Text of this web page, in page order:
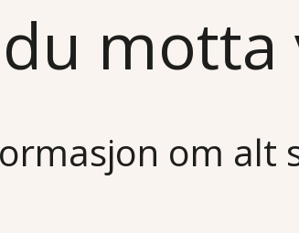
motta
om